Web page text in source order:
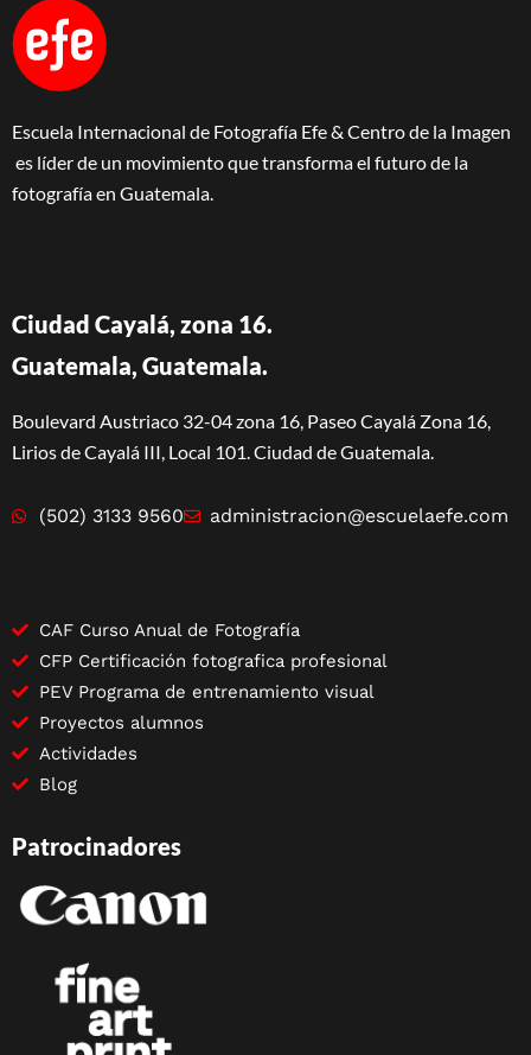
Escuela Internacional de Fotografía Efe & Centro de la Imagen
es líder de un movimiento que transforma el futuro de la
fotografía en Guatemala.
Ciudad Cayalá, zona 16.
Guatemala, Guatemala.
Boulevard Austriaco 32-04 zona 16, Paseo Cayalá Zona 16,
Lirios de Cayalá III, Local 101. Ciudad de Guatemala.
(502) 3133 9560 administracion@escuelaefe.com
CAF Curso Anual de Fotografía
CFP Certificación fotografica profesional
PEV Programa de entrenamiento visual
Proyectos alumnos
Actividades
Blog
Patrocinadores